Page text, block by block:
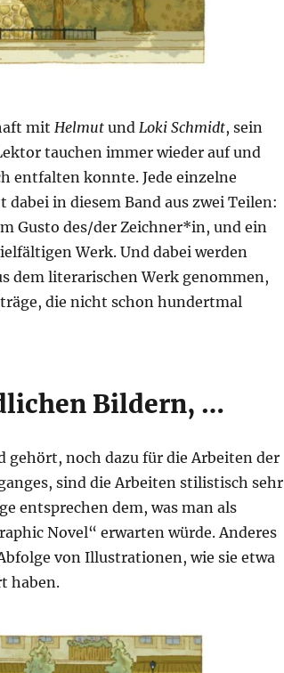
mit Helmutund Loki Schmidt, sein
tauchen immer wieder auf und
entfalten konnte. Jede einzelne
dabei in diesem Band aus zwei Teilen:
Gusto des/der Zeichner*in, und ein
Werk. Und dabei werden
dem literarischen Werk genommen,
die nicht schon hundertmal
Bildern, …
gehört, noch dazu für die Arbeiten der
sind die Arbeiten stilistisch sehr
entsprechen dem, was man als
Novel“ erwarten würde. Anderes
von Illustrationen, wie sie etwa
haben.